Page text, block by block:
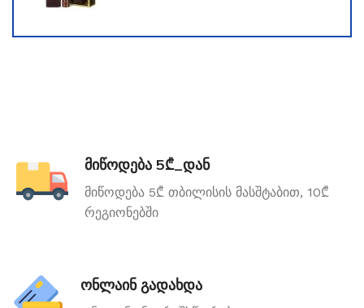
მიწოდება 5₾_დან
მიწოდება 5₾ თბილისის მასშტაბით, 10₾
რეგიონებში
ონლაინ გადახდა